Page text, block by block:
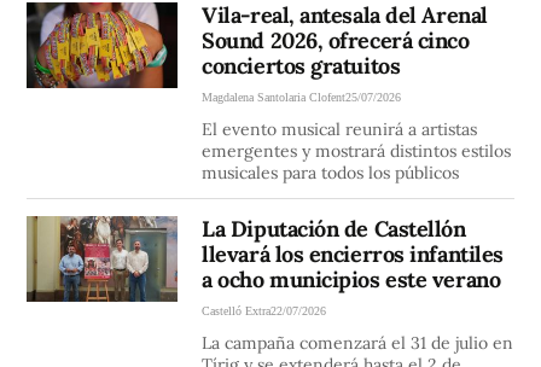
Vila-real, antesala del Arenal
Sound 2026, ofrecerá cinco
conciertos gratuitos
Magdalena Santolaria Clofent25/07/2026
El evento musical reunirá a artistas
emergentes y mostrará distintos estilos
musicales para todos los públicos
La Diputación de Castellón
llevará los encierros infantiles
a ocho municipios este verano
Castelló Extra22/07/2026
La campaña comenzará el 31 de julio en